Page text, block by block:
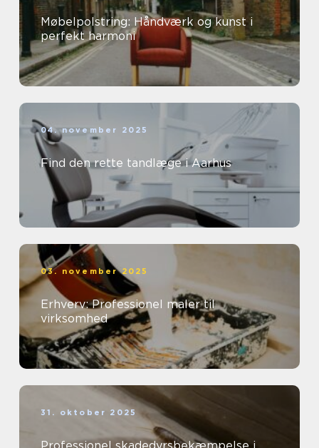
Møbelpolstring: Håndværk og kunst i
perfekt harmoni
04. november 2025
Find den rette tandlæge i Aarhus
03. november 2025
Erhverv: Professionel maler til
virksomhed
31. oktober 2025